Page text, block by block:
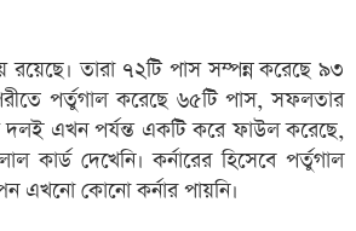
রয়েছে। তারা ৭২টি পাস সম্পন্ন করেছে ৯৩
পর্তুগাল করেছে ৬৫টি পাস, সফলতার
এখন পর্যন্ত একটি করে ফাউল করেছে,
দেখেনি। কর্নারের হিসেবে পর্তুগাল
এখনো কোনো কর্নার পায়নি।